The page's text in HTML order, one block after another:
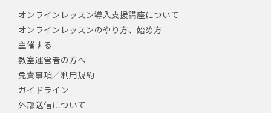
オンラインレッスン導入支援講座について
オンラインレッスンのやり方、始め方
主催する
教室運営者の方へ
免責事項／利用規約
ガイドライン
外部送信について